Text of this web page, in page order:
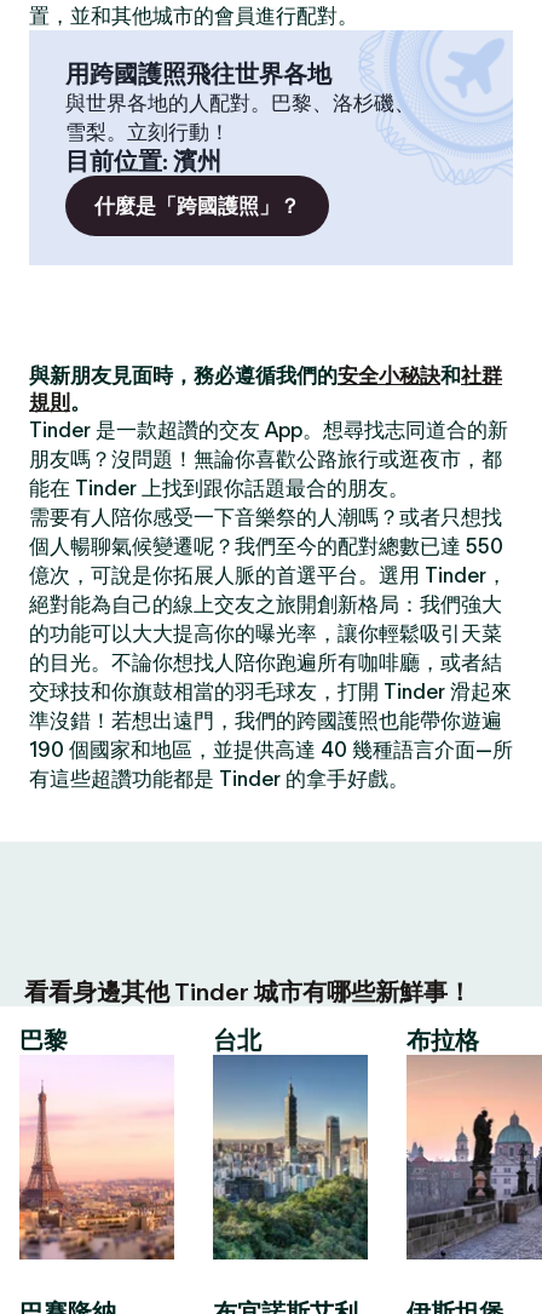
置，並和其他城市的會員進行配對。
用跨國護照飛往世界各地
與世界各地的人配對。巴黎、洛杉磯、
雪梨。立刻行動！
目前位置: 濱州
什麼是「跨國護照」？
與新朋友見面時，務必遵循我們的安全小秘訣和社群
規則 。
Tinder 是一款超讚的交友 App。想尋找志同道合的新
朋友嗎？沒問題！無論你喜歡公路旅行或逛夜市，都
能在 Tinder 上找到跟你話題最合的朋友。
需要有人陪你感受一下音樂祭的人潮嗎？或者只想找
個人暢聊氣候變遷呢？我們至今的配對總數已達 550
億次，可說是你拓展人脈的首選平台。選用 Tinder，
絕對能為自己的線上交友之旅開創新格局：我們強大
的功能可以大大提高你的曝光率，讓你輕鬆吸引天菜
的目光。不論你想找人陪你跑遍所有咖啡廳，或者結
交球技和你旗鼓相當的羽毛球友，打開 Tinder 滑起來
準沒錯！若想出遠門，我們的跨國護照也能帶你遊遍
190 個國家和地區，並提供高達 40 幾種語言介面—所
有這些超讚功能都是 Tinder 的拿手好戲。
看看身邊其他 Tinder 城市有哪些新鮮事！
巴黎
台北 布拉格